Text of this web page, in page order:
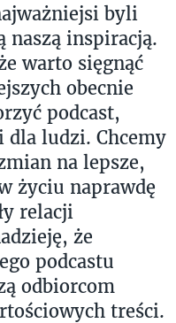
byli
naszą inspiracją.
warto sięgnąć
obecnie
podcast,
dla ludzi. Chcemy
na lepsze,
życiu naprawdę
relacji
że
podcastu
odbiorcom
treści.